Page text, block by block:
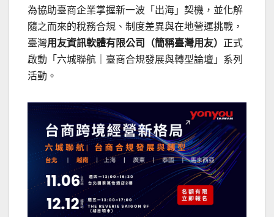
為協助臺商企業掌握新一波「出海」契機，並化解
隨之而來的稅務合規、制度差異與在地營運挑戰，
臺灣用友資訊軟體有限公司（簡稱臺灣用友） 正式
啟動「六城聯航｜臺商合規發展與轉型論壇」系列
活動。